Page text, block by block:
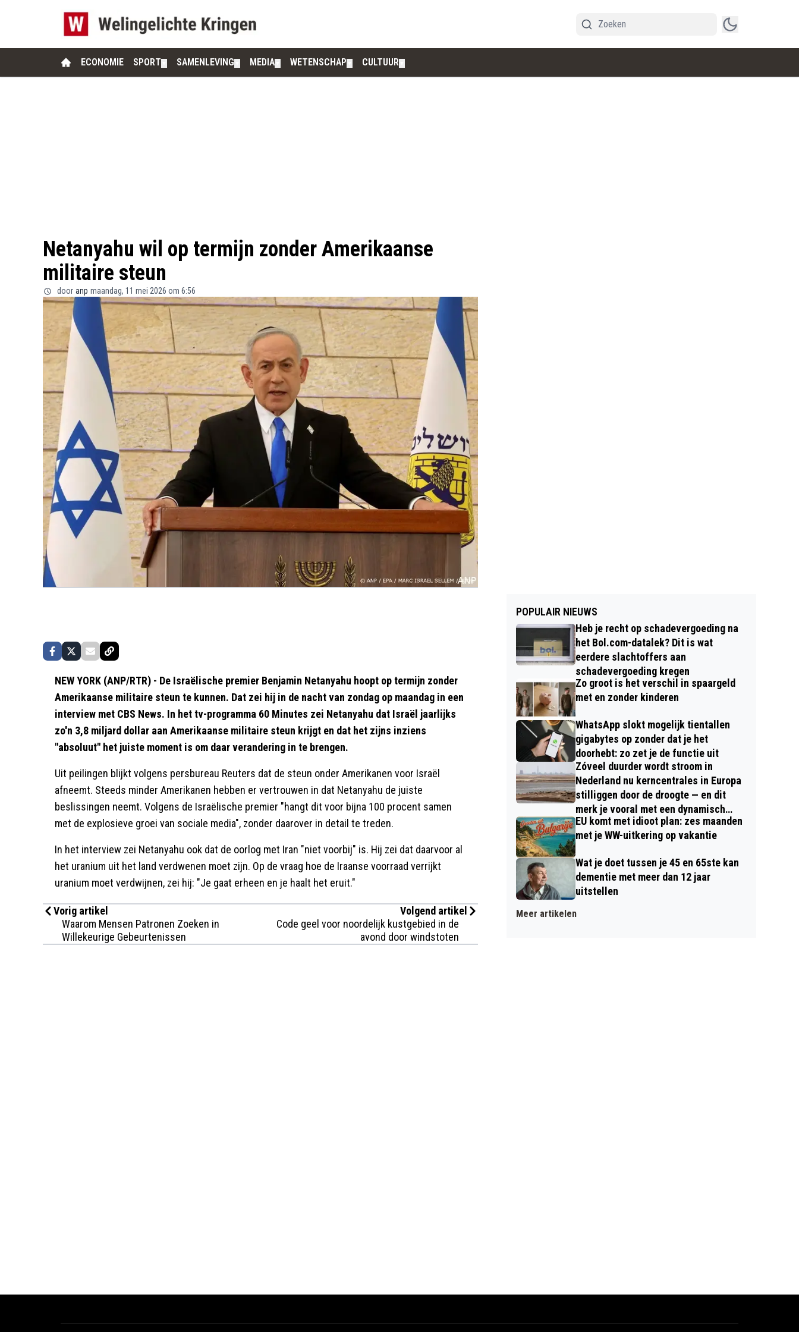
ECONOMIE SPORT SAMENLEVING MEDIA WETENSCHAP CULTUUR
Netanyahu wil op termijn zonder Amerikaanse
militaire steun
door anp maandag, 11 mei 2026 om 6:56
NEW YORK (ANP/RTR) - De Israëlische premier Benjamin Netanyahu hoopt op termijn zonder
Amerikaanse militaire steun te kunnen. Dat zei hij in de nacht van zondag op maandag in een
interview met CBS News. In het tv-programma 60 Minutes zei Netanyahu dat Israël jaarlijks
zo'n 3,8 miljard dollar aan Amerikaanse militaire steun krijgt en dat het zijns inziens
"absoluut" het juiste moment is om daar verandering in te brengen.
Uit peilingen blijkt volgens persbureau Reuters dat de steun onder Amerikanen voor Israël
afneemt. Steeds minder Amerikanen hebben er vertrouwen in dat Netanyahu de juiste
beslissingen neemt. Volgens de Israëlische premier "hangt dit voor bijna 100 procent samen
met de explosieve groei van sociale media", zonder daarover in detail te treden.
In het interview zei Netanyahu ook dat de oorlog met Iran "niet voorbij" is. Hij zei dat daarvoor al
het uranium uit het land verdwenen moet zijn. Op de vraag hoe de Iraanse voorraad verrijkt
uranium moet verdwijnen, zei hij: "Je gaat erheen en je haalt het eruit."
Vorig artikel
Waarom Mensen Patronen Zoeken in
Willekeurige Gebeurtenissen
Volgend artikel
Code geel voor noordelijk kustgebied in de
avond door windstoten
POPULAIR NIEUWS
Heb je recht op schadevergoeding na
het Bol.com-datalek? Dit is wat
eerdere slachtoffers aan
schadevergoeding kregen
Zo groot is het verschil in spaargeld
met en zonder kinderen
WhatsApp slokt mogelijk tientallen
gigabytes op zonder dat je het
doorhebt: zo zet je de functie uit
Zóveel duurder wordt stroom in
Nederland nu kerncentrales in Europa
stilliggen door de droogte — en dit
merk je vooral met een dynamisch
contract
EU komt met idioot plan: zes maanden
met je WW-uitkering op vakantie
Wat je doet tussen je 45 en 65ste kan
dementie met meer dan 12 jaar
uitstellen
Meer artikelen